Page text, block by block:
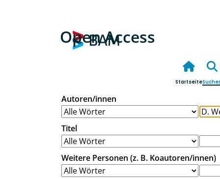
Open Access
Startseite
Autoren/innen
Titel
Weitere Personen (z. B. Koautoren/innen)